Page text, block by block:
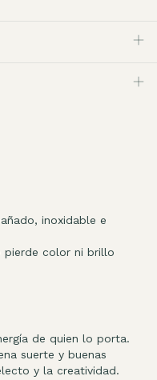
inoxidable e
pierde color ni brillo
de quien lo porta.
suerte y buenas
y la creatividad.